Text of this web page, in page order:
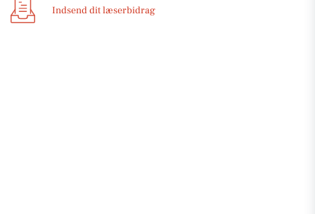
Indsend dit læserbidrag